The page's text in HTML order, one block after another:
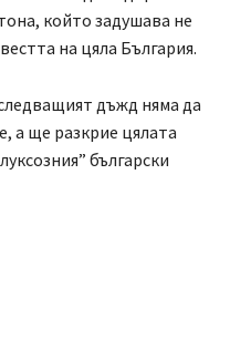
който задушава не
на цяла България.
дъжд няма да
а ще разкрие цялата
български